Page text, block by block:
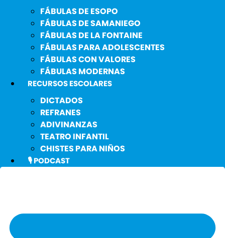
FÁBULAS DE ESOPO
FÁBULAS DE SAMANIEGO
FÁBULAS DE LA FONTAINE
FÁBULAS PARA ADOLESCENTES
FÁBULAS CON VALORES
FÁBULAS MODERNAS
RECURSOS ESCOLARES
DICTADOS
REFRANES
ADIVINANZAS
TEATRO INFANTIL
CHISTES PARA NIÑOS
🎙️ PODCAST